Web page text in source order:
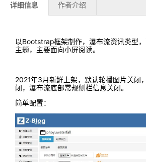
详细信息 作者介绍
以Bootstrap框架制作，瀑布流资讯类型
主题，主要面向小屏阅读。
2021年3月新鲜上架，默认轮播图片关闭
闭，瀑布流底部常规侧栏信息关闭。
简单配置：